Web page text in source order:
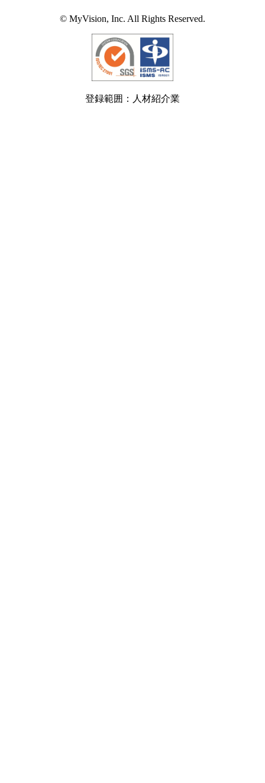
© MyVision, Inc. All Rights Reserved.
登録範囲：人材紹介業